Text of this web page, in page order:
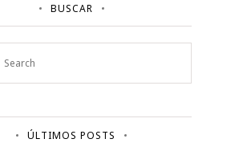
BUSCAR
ÚLTIMOS POSTS